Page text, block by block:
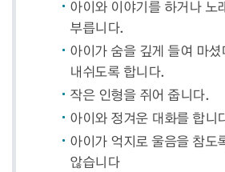
아이와 이야기를 하거나 노
부릅니다.
아이가 숨을 깊게 들여 마셨
내쉬도록 합니다.
작은 인형을 쥐어 줍니다.
아이와 정겨운 대화를 합니
아이가 억지로 울음을 참도
않습니다